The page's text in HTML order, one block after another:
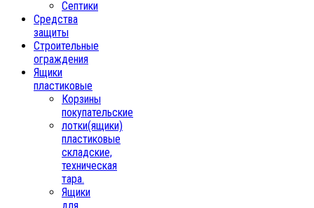
Септики
Средства
защиты
Строительные
ограждения
Ящики
пластиковые
Корзины
покупательские
лотки(ящики)
пластиковые
складские,
техническая
тара.
Ящики